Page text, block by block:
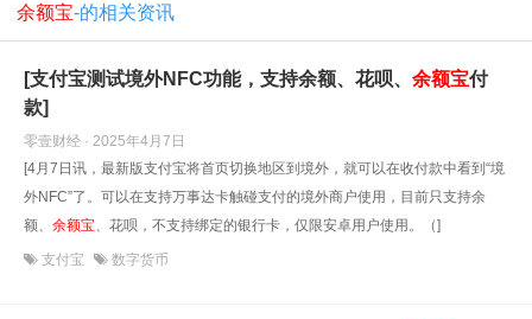
余额宝-的相关资讯
[支付宝测试境外NFC功能，支持余额、花呗、 余额宝付
款]
零壹财经 · 2025年4月7日
[4月7日讯，最新版支付宝将首页切换地区到境外，就可以在收付款中看到“境
外NFC”了。可以在支持万事达卡触碰支付的境外商户使用，目前只支持余
额、 余额宝、花呗，不支持绑定的银行卡，仅限安卓用户使用。（]
支付宝 数字货币